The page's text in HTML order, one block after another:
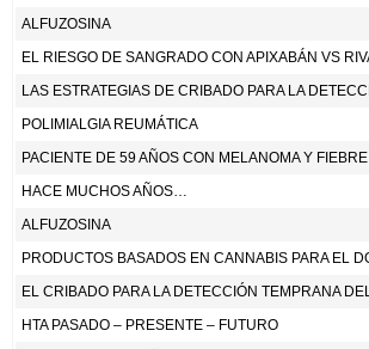
ALFUZOSINA
POLIMIALGIA REUMÁTICA
PACIENTE DE 59 AÑOS CON MELANOMA Y FIEBRE
HACE MUCHOS AÑOS…
ALFUZOSINA
HTA PASADO – PRESENTE – FUTURO